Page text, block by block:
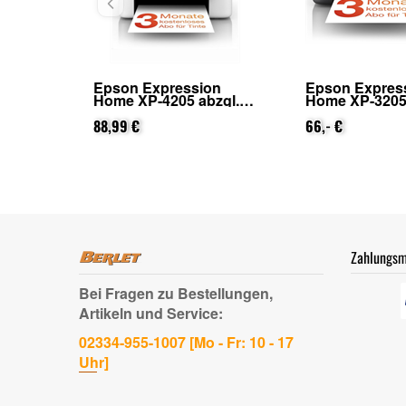
Epson Expression
Home XP-3205 abzgl.
25€ Cashback (von
Epson nach
Registrierung)
66,- €
Epson
2910DWF
Cashback
nach
84,99 €
Bei Fragen zu Bestellungen,
Artikeln und Service:
02334-955-1007 [Mo - Fr: 10 - 17
Uhr]